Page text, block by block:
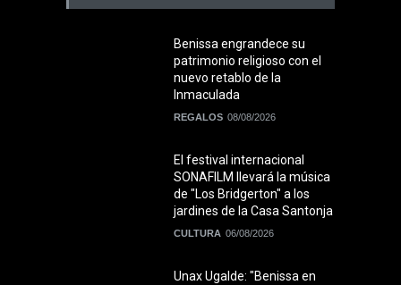
Benissa engrandece su
patrimonio religioso con el
nuevo retablo de la
Inmaculada
REGALOS 08/08/2026
El festival internacional
SONAFILM llevará la música
de "Los Bridgerton" a los
jardines de la Casa Santonja
CULTURA 06/08/2026
Unax Ugalde: "Benissa en